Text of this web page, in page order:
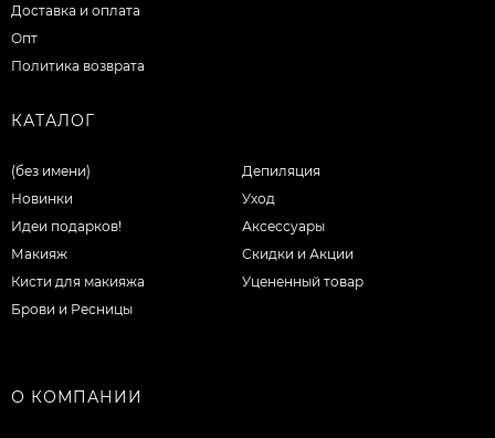
Доставка и оплата
Опт
Политика возврата
КАТАЛОГ
(без имени)
Новинки
Идеи подарков!
Макияж
Кисти для макияжа
Брови и Ресницы
Депиляция
Уход
Аксессуары
Скидки и Акции
Уцененный товар
О КОМПАНИИ